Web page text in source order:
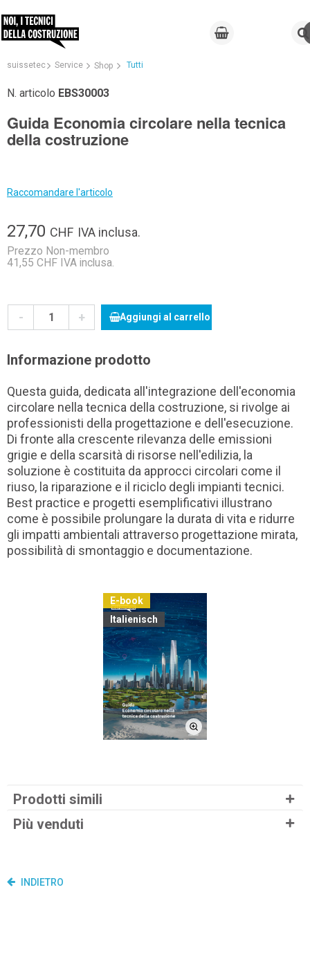
suissetec Service Shop Tutti
N. articolo EBS30003
Guida Economia circolare nella tecnica
della costruzione
Raccomandare l'articolo
27,70 CHF IVA inclusa.
Prezzo Non-membro
41,55 CHF IVA inclusa.
- + Aggiungi al carrello
Informazione prodotto
Questa guida, dedicata all'integrazione dell'economia
circolare nella tecnica della costruzione, si rivolge ai
professionisti della progettazione e dell'esecuzione.
Di fronte alla crescente rilevanza delle emissioni
grigie e della scarsità di risorse nell'edilizia, la
soluzione è costituita da approcci circolari come il
riuso, la riparazione e il riciclo degli impianti tecnici.
Best practice e progetti esemplificativi illustrano
come è possibile prolungare la durata di vita e ridurre
gli impatti ambientali attraverso progettazione mirata,
possibilità di smontaggio e documentazione.
E-book
Italienisch
Prodotti simili
Più venduti
INDIETRO